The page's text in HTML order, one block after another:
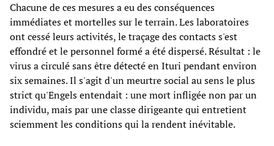
Chacune de ces mesures a eu des conséquences
immédiates et mortelles sur le terrain. Les laboratoires
ont cessé leurs activités, le traçage des contacts s'est
effondré et le personnel formé a été dispersé. Résultat : le
virus a circulé sans être détecté en Ituri pendant environ
six semaines. Il s'agit d'un meurtre social au sens le plus
strict qu'Engels entendait : une mort infligée non par un
individu, mais par une classe dirigeante qui entretient
sciemment les conditions qui la rendent inévitable.